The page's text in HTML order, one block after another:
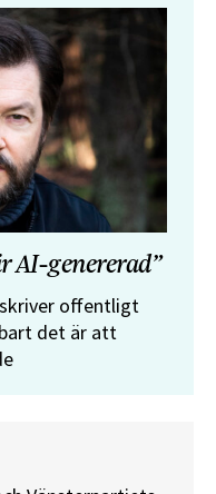
AI-genererad”
offentligt
det är att